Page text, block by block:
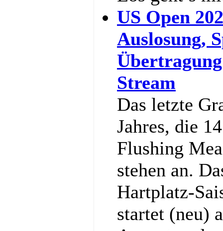
US Open
Auslosung,
Stream
Das letzte
Jahres, die
Flushing
stehen an.
Hartplatz-
startet (neu)